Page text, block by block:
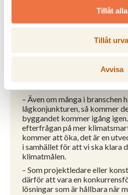
Tillåt alla
Tillåt
Avvisa
återanvänds. För att komma
minska stålberoendet i
sammanfogas.
för framtidens
– Även om många i branschen
lågkonjunkturen, så kommer
byggandet kommer igång
efterfrågan på mer
kommer att öka, det är en
i samhället för att vi ska klara
klimatmålen.
– Som projektledare eller
därför att vara en
lösningar som är hållbara när